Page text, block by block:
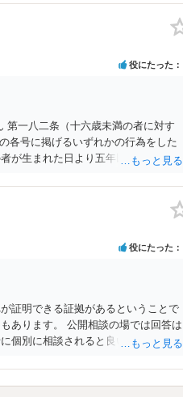
損として、個人や会社に対する誹謗
がその内容をｃｈａｔｇｐｔに入力
ことはないでしょう。 私見ながらご
役にたった
第一八二条（十六歳未満の者に対す
各号に掲げるいずれかの行為をした
が生まれた日より五年以上前の日に
反復して面会を要求すること。 三
を要求すること。 2前項の罪を犯
役にたった
証明できる証拠があるということで
あります。 公開相談の場では回答は
個別に相談されると良いでしょう。